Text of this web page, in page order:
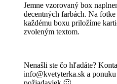
Jemne vzorovaný box
decentných farbách. Na
každému boxu priložíme
zvoleným textom.
Nenašli ste čo hľadáte?
info@kvetyterka.sk a